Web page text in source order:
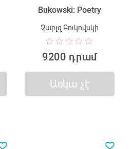
Bukowski: Poetry
Չարլզ Բուկովսկի
9200 դրամ
Առկա չէ